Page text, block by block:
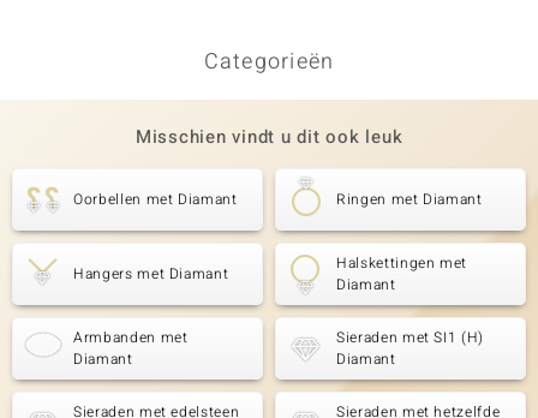
Categorieën
Misschien vindt u dit ook leuk
Oorbellen met Diamant Ringen met Diamant
Hangers met Diamant
Halskettingen met
Diamant
Armbanden met
Diamant
Sieraden met SI1 (H)
Diamant
Sieraden met edelsteen
Sieraden met hetzelfde